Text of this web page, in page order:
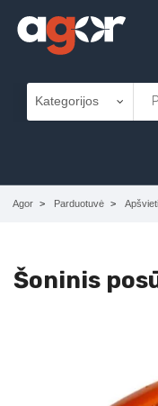
Agor Parduotuvė
Šoninis